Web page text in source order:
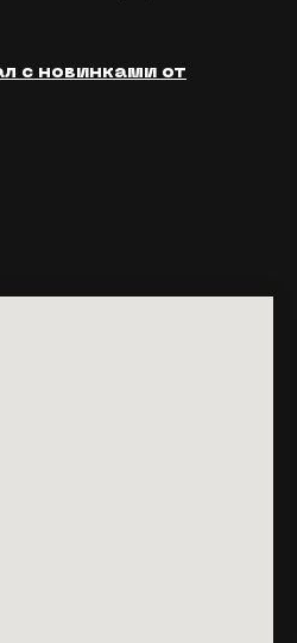
с новинками от